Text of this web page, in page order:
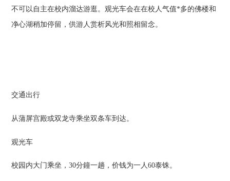
不可以自主在校内溜达游逛。观光车会在在校人气值*多的佛楼和
净心湖稍加停留，供游人赏析风光和照相留念。
交通出行
从蒲屏宫殿或双龙寺乘坐双条车到达。
观光车
校园内大门乘坐，30分鐘一趟，价钱为一人60泰铢。